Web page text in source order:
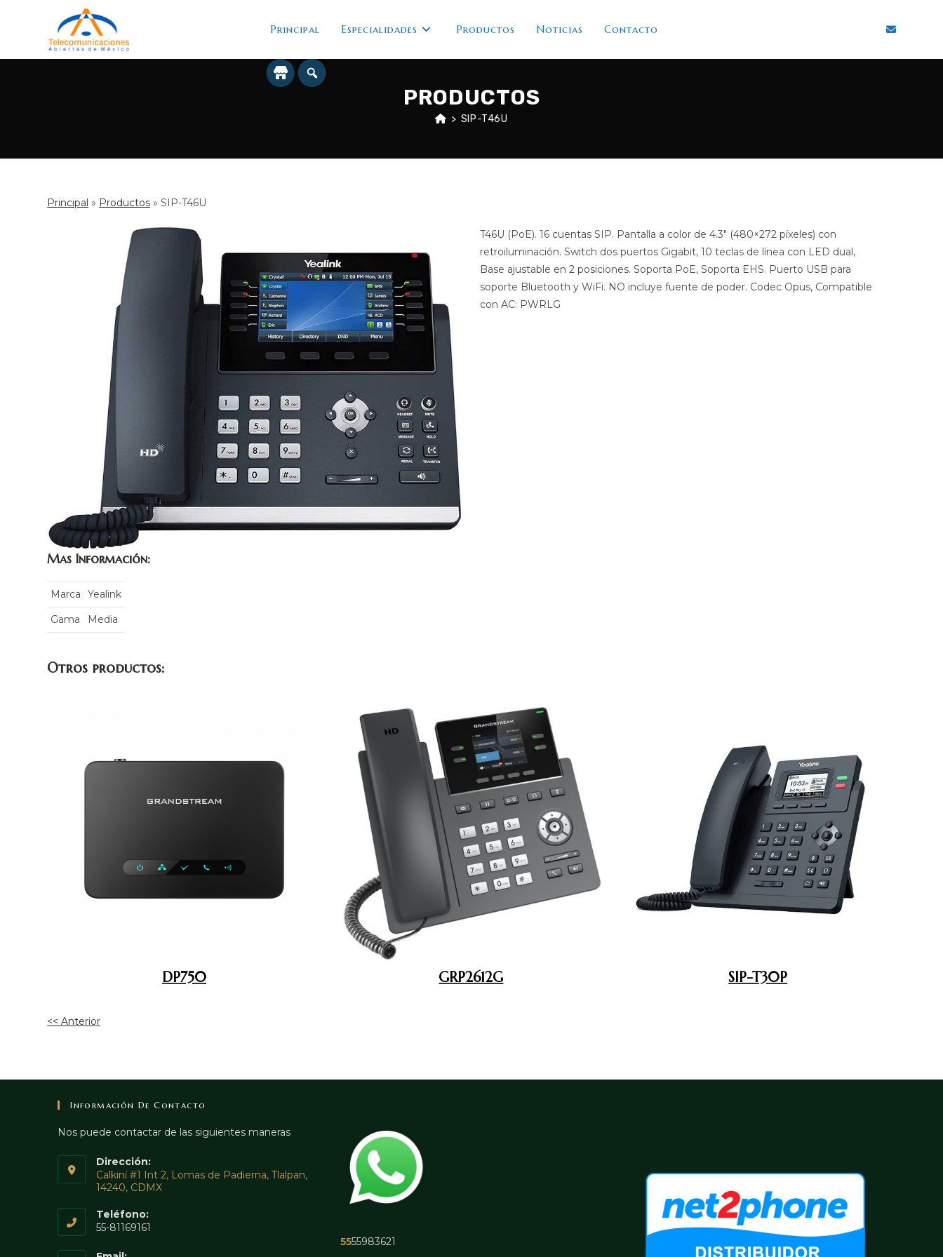
contenido
Principal Especialidades Productos Noticias Contacto
PRODUCTOS
> SIP-T46U
Principal » Productos »SIP-T46U
T46U (PoE). 16 cuentas SIP. Pantalla a color de 4.3″ (480×272 píxeles) con
retroiluminación. Switch dos puertos Gigabit, 10 teclas de línea con LED dual,
Base ajustable en 2 posiciones. Soporta PoE, Soporta EHS. Puerto USB para
soporte Bluetooth y WiFi. NO incluye fuente de poder. Codec Opus, Compatible
con AC: PWRLG
Mas Información:
Marca
Yealink
Gama
Media
Otros productos:
DP750 GRP2612G SIP-T30P
<< Anterior
Información De Contacto
Nos puede contactar de las siguientes maneras
Dirección:
Calkiní #1 Int 2, Lomas de Padierna, Tlalpan,
14240, CDMX
Teléfono:
55-81169161
5555983621